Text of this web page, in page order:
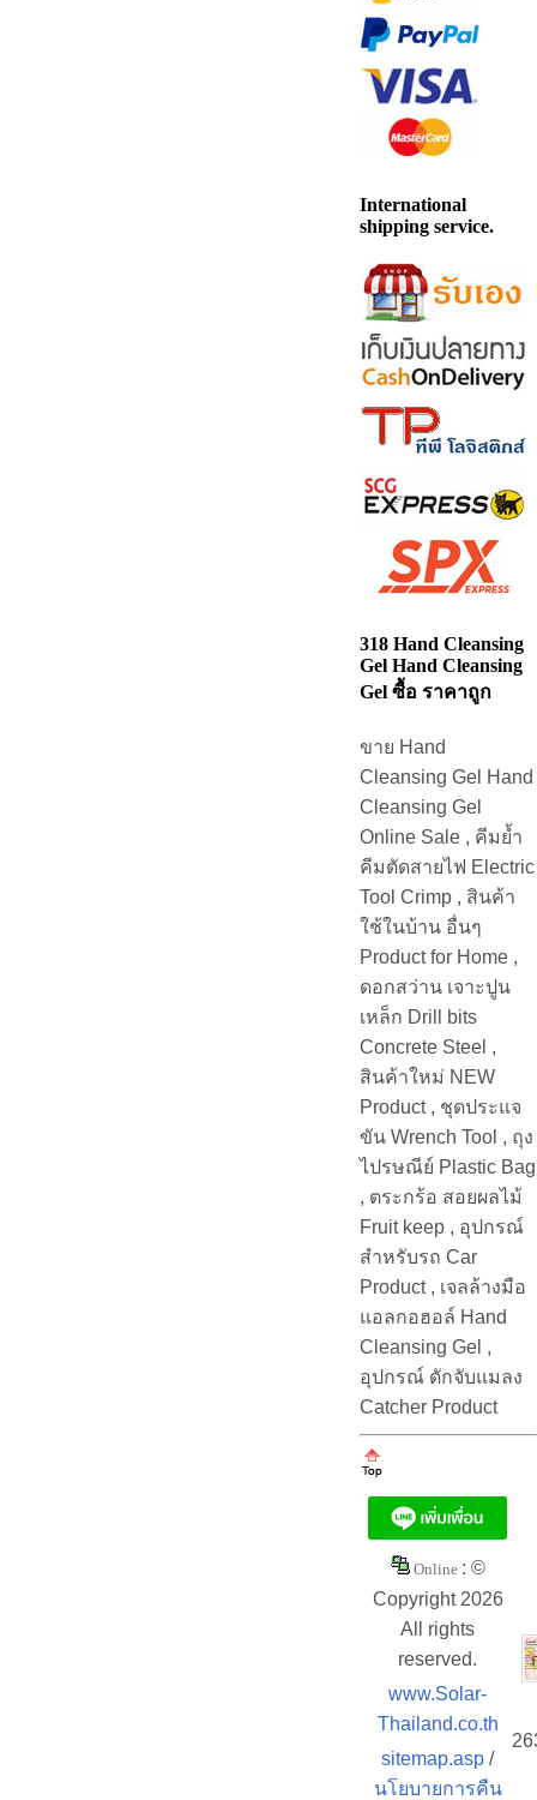
International
shipping service.
318 Hand Cleansing
Gel Hand Cleansing
Gel ซื้อ ราคาถูก
ขาย Hand
Cleansing Gel Hand
Cleansing Gel
Online Sale , คีมย้ำ
คีมตัดสายไฟ Electric
Tool Crimp , สินค้า
ใช้ในบ้าน อื่นๆ
Product for Home ,
ดอกสว่าน เจาะปูน
เหล็ก Drill bits
Concrete Steel ,
สินค้าใหม่ NEW
Product , ชุดประแจ
ขัน Wrench Tool , ถุง
ไปรษณีย์ Plastic Bag
, ตระกร้อ สอยผลไม้
Fruit keep , อุปกรณ์
สำหรับรถ Car
Product , เจลล้างมือ
แอลกอฮอล์ Hand
Cleansing Gel ,
อุปกรณ์ ดักจับแมลง
Catcher Product
Online : ©
Copyright 2026
All rights
reserved.
www.Solar-
Thailand.co.th
sitemap.asp /
นโยบายการคืน